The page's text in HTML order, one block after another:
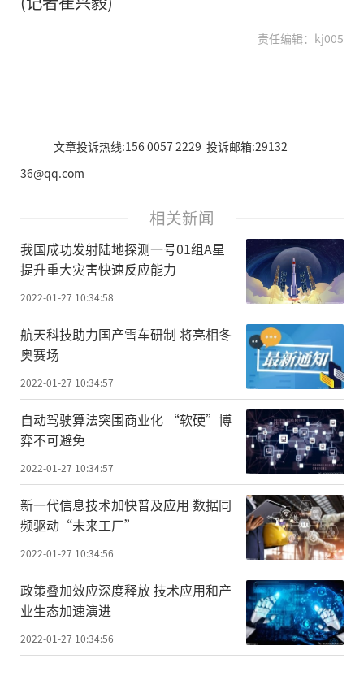
责任编辑：kj005
文章投诉热线:156 0057 2229 投诉邮箱:29132
36@qq.com
相关新闻
我国成功发射陆地探测一号01组A星
提升重大灾害快速反应能力
2022-01-27 10:34:58
航天科技助力国产雪车研制 将亮相冬
奥赛场
2022-01-27 10:34:57
自动驾驶算法突围商业化 “软硬”博
弈不可避免
2022-01-27 10:34:57
新一代信息技术加快普及应用 数据同
频驱动“未来工厂”
2022-01-27 10:34:56
政策叠加效应深度释放 技术应用和产
业生态加速演进
2022-01-27 10:34:56